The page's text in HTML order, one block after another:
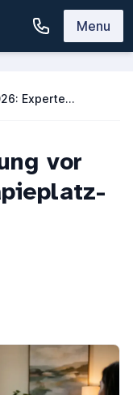
Menu
GKV-Reform 2026: Experten warnen vor massivem Therapieplatz-Mangel
vor